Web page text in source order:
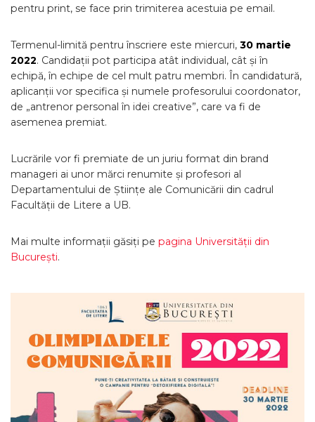
pentru print, se face prin trimiterea acestuia pe email.
Termenul-limită pentru înscriere este miercuri, 30 martie
2022. Candidații pot participa atât individual, cât și în
echipă, în echipe de cel mult patru membri. În candidatură,
aplicanții vor specifica și numele profesorului coordonator,
de „antrenor personal în idei creative”, care va fi de
asemenea premiat.
Lucrările vor fi premiate de un juriu format din brand
manageri ai unor mărci renumite și profesori al
Departamentului de Științe ale Comunicării din cadrul
Facultății de Litere a UB.
Mai multe informații găsiți pe pagina Universității din
București.